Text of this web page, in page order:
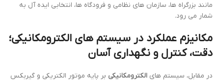
مانند بزرگراه ها، سازمان های نظامی و فرودگاه ها، انتخابی ایده آل به
شمار می رود.
مکانیزم عملکرد در سیستم های الکترومکانیکی؛
دقت، کنترل و نگهداری آسان
در مقابل، سیستم های الکترومکانیکی بر پایه موتور الکتریکی و گیربکس